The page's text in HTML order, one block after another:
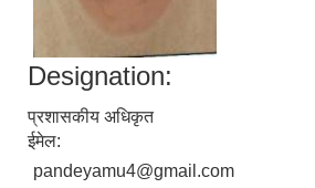
Designation:
प्रशासकीय अधिकृत
ईमेल:
pandeyamu4@gmail.com